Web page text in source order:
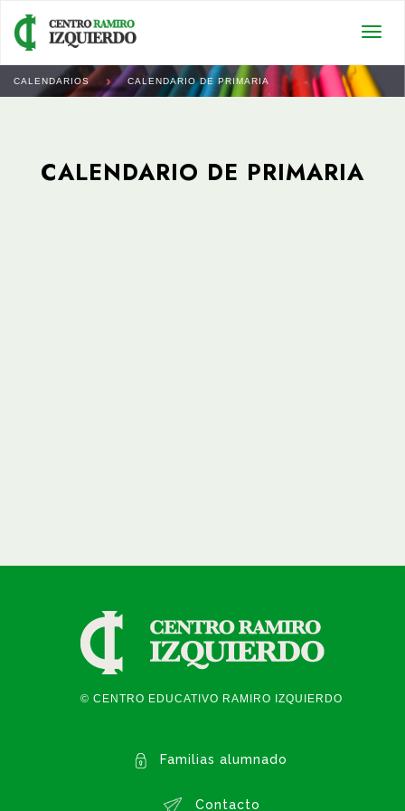
CALENDARIOS CALENDARIO DE PRIMARIA
CALENDARIO DE PRIMARIA
© CENTRO EDUCATIVO RAMIRO IZQUIERDO
Familias alumnado
Contacto